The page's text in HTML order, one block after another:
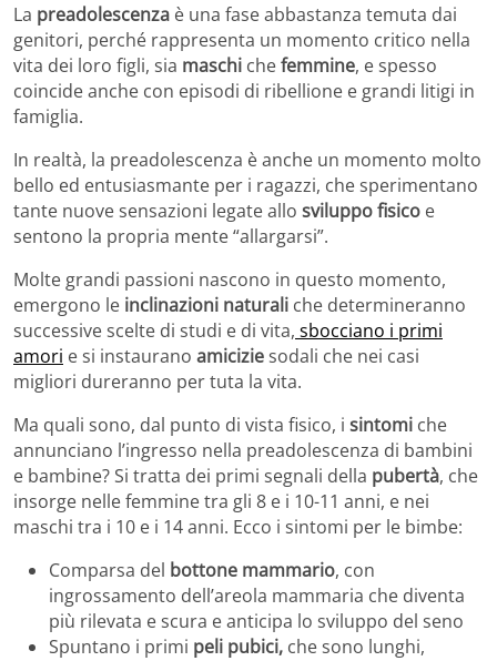
La preadolescenza è una fase abbastanza temuta dai
genitori, perché rappresenta un momento critico nella
vita dei loro figli, sia maschi chefemmine, e spesso
coincide anche con episodi di ribellione e grandi litigi in
famiglia.
In realtà, la preadolescenza è anche un momento molto
bello ed entusiasmante per i ragazzi, che sperimentano
tante nuove sensazioni legate allo sviluppo fisico e
sentono la propria mente “allargarsi”.
Molte grandi passioni nascono in questo momento,
emergono le inclinazioni naturali che determineranno
successive scelte di studi e di vita, sbocciano i primi
amori e si instaurano amiciziesodali che nei casi
migliori dureranno per tuta la vita.
Ma quali sono, dal punto di vista fisico, i sintomi che
annunciano l’ingresso nella preadolescenza di bambini
e bambine? Si tratta dei primi segnali della pubertà, che
insorge nelle femmine tra gli 8 e i 10-11 anni, e nei
maschi tra i 10 e i 14 anni. Ecco i sintomi per le bimbe:
Comparsa del bottone mammario, con
ingrossamento dell’areola mammaria che diventa
più rilevata e scura e anticipa lo sviluppo del seno
Spuntano i primi peli pubici, che sono lunghi,